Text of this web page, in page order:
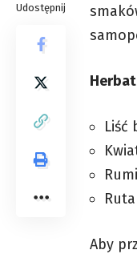
Udostępnij
Liść
Aby